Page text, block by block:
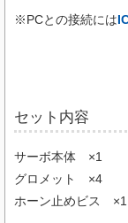
※PCとの接続には
セット内容
サーボ本体 ×1
グロメット ×4
ホーン止めビス ×1